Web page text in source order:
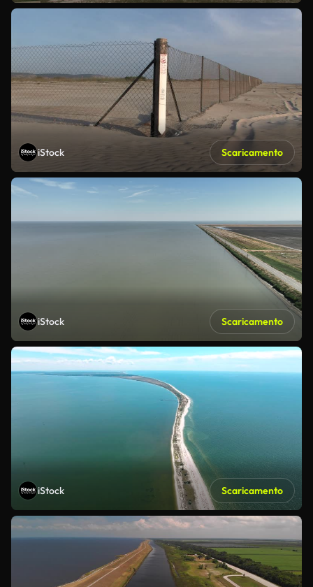
iStock Scaricamento
iStock Scaricamento
iStock Scaricamento